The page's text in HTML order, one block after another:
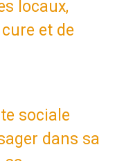
locaux,
et de
sociale
dans sa